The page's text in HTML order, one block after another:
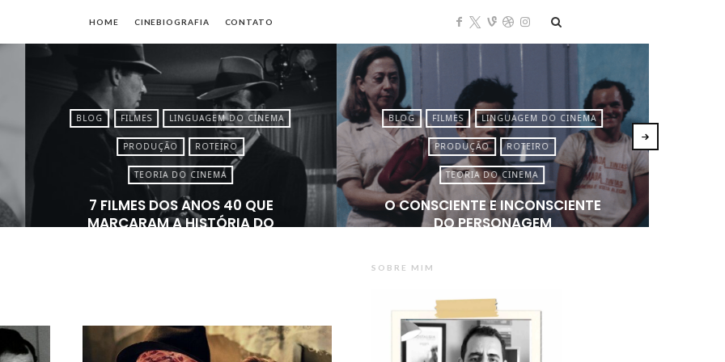
HOME CINEBIOGRAFIA CONTATO
BLOG FILMES LINGUAGEM DO CINEMA
PRODUÇÃO ROTEIRO
TEORIA DO CINEMA
7 FILMES DOS ANOS 40 QUE
MARCARAM A HISTÓRIA DO
BLOG FILMES LINGUAGEM DO CINEMA
PRODUÇÃO ROTEIRO
TEORIA DO CINEMA
O CONSCIENTE E INCONSCIENTE
DO PERSONAGEM
SOBRE MIM